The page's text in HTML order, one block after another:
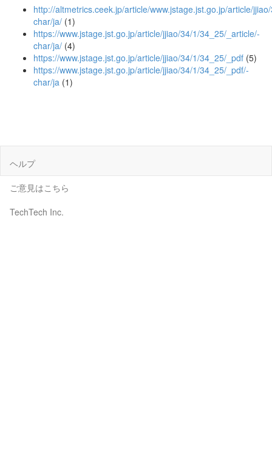
http://altmetrics.ceek.jp/article/www.jstage.jst.go.jp/article/
char/ja/ (1)
https://www.jstage.jst.go.jp/article/jjiao/34/1/34_25/_article/-
char/ja/ (4)
https://www.jstage.jst.go.jp/article/jjiao/34/1/34_25/_pdf (5)
https://www.jstage.jst.go.jp/article/jjiao/34/1/34_25/_pdf/-
char/ja (1)
ヘルプ
ご意見はこちら
TechTech Inc.